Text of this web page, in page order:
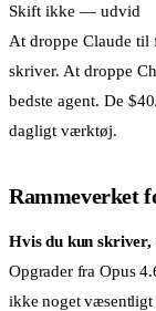
Skift ikke — udvid
At droppe Claude til
skriver. At droppe
bedste agent. De
dagligt værktøj.
Rammeverket
Hvis du kun skriver,
Opgrader fra Opus
ikke noget